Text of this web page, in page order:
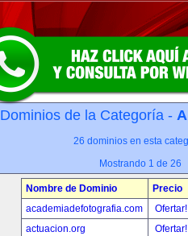
Dominios de la Categoría -
26 dominios en esta
Mostrando 1 de 26
Nombre de Dominio
Precio
academiadefotografia.com
actuacion.org